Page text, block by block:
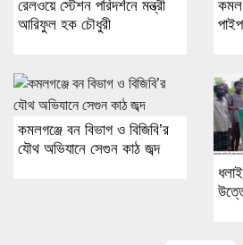
রেলওয়ে স্টেশন পরিদর্শনে মন্ত্রী
আরিফুল হক চৌধুরী
কমলগঞ্জে বন বিভাগ ও বিজিবি’র
যৌথ অভিযানে সেগুন কাঠ জব্দ